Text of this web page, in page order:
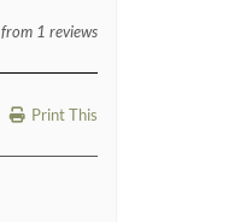
from 1 reviews
Print This